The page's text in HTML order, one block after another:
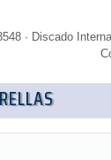
· Discado